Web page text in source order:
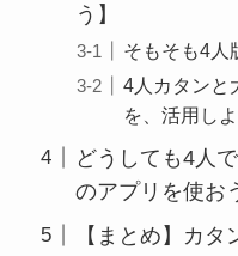
う】
そもそも4人
4人カタンと
を、活用しよ
どうしても4人
のアプリを使お
【まとめ】カ